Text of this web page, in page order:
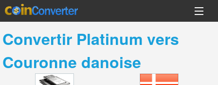
Convertir Platinum vers
Couronne danoise